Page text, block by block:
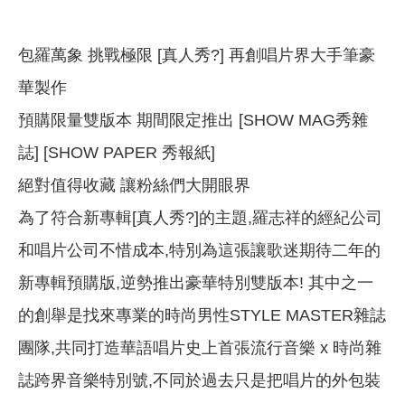
包羅萬象 挑戰極限 [真人秀?] 再創唱片界大手筆豪
華製作
預購限量雙版本 期間限定推出 [SHOW MAG秀雜
誌] [SHOW PAPER 秀報紙]
絕對值得收藏 讓粉絲們大開眼界
為了符合新專輯[真人秀?]的主題,羅志祥的經紀公司
和唱片公司不惜成本,特別為這張讓歌迷期待二年的
新專輯預購版,逆勢推出豪華特別雙版本! 其中之一
的創舉是找來專業的時尚男性STYLE MASTER雜誌
團隊,共同打造華語唱片史上首張流行音樂 x 時尚雜
誌跨界音樂特別號,不同於過去只是把唱片的外包裝